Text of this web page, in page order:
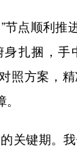
点顺利推
扎捆，手
照方案，
键期。我